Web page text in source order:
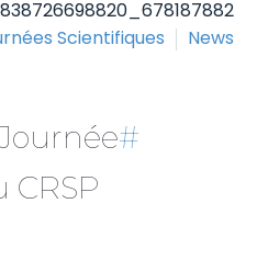
Scientifiques News
#ÉVÉNEMENT
CRSP